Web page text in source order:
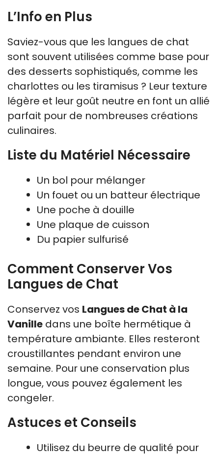
L’Info en Plus
Saviez-vous que les langues de chat
sont souvent utilisées comme base pour
des desserts sophistiqués, comme les
charlottes ou les tiramisus ? Leur texture
légère et leur goût neutre en font un allié
parfait pour de nombreuses créations
culinaires.
Liste du Matériel Nécessaire
Un bol pour mélanger
Un fouet ou un batteur électrique
Une poche à douille
Une plaque de cuisson
Du papier sulfurisé
Comment Conserver Vos
Langues de Chat
Conservez vos Langues de Chat à la
Vanille dans une boîte hermétique à
température ambiante. Elles resteront
croustillantes pendant environ une
semaine. Pour une conservation plus
longue, vous pouvez également les
congeler.
Astuces et Conseils
Utilisez du beurre de qualité pour